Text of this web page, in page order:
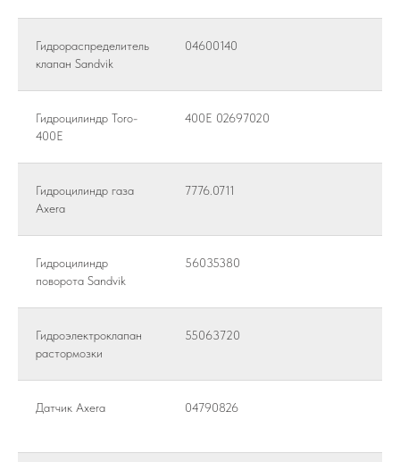
Гидрораспределитель
клапан Sandvik
04600140
Гидроцилиндр Toro-
400E
400E 02697020
Гидроцилиндр газа
Axera
7776.0711
Гидроцилиндр
поворота Sandvik
56035380
Гидроэлектроклапан
растормозки
55063720
Датчик Axera 04790826